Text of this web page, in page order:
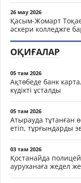
26 мау 2026
Қасым-Жомарт
әскери колледжге
ОҚИҒАЛАР
05 там 2026
Ақтөбеде банк
күдікті ұсталды
05 там 2026
Атырауда тұтанған
етіп, тұрғындарды
03 там 2026
Қостанайда
ауруханаға жедел